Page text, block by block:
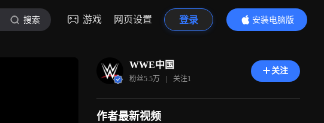
搜索 游戏 网页设置 登录
安装电脑版
内容更精彩
WWE中国
粉丝5.5万 | 关注1
关注
作者最新视频